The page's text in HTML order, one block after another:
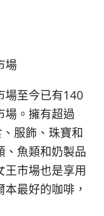
場
場至今已有140
場。擁有超過
服飾、珠寶和
、魚類和奶製品
王市場也是享用
最好的咖啡，